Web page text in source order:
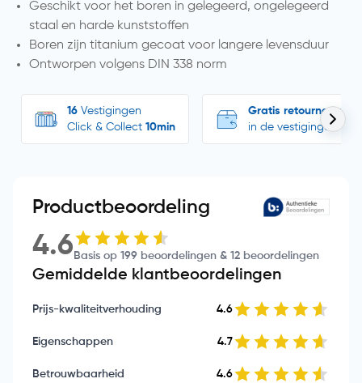
Geschikt voor het boren in gelegeerd, ongelegeerd
staal en harde kunststoffen
Boren zijn titanium gecoat voor langere levensduur
Ontworpen volgens DIN 338 norm
16 Vestigingen
Click & Collect 10min
Gratis retourneren
in de vestigingen
Productbeoordeling
4.6 Basis op 199 beoordelingen & 12 beoordelingen
Gemiddelde klantbeoordelingen
Prijs-kwaliteitverhouding 4.6
Eigenschappen 4.7
Betrouwbaarheid 4.6